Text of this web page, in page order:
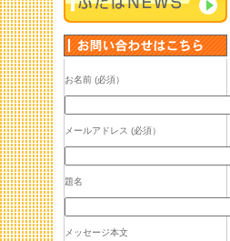
お名前 (必須）
メールアドレス (必須）
題名
メッセージ本文